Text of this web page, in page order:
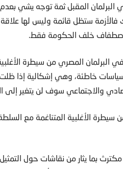
البرلمان المقبل ثمة توجه يشي
فالأزمة ستظل قائمة وليس لها
الاصطفاف خلف الحكومة فقط.
المصري من سيطرة
خاطئة، وهي إشكالية إذا
والاجتماعي سوف لن يتغير إلى
الأغلبية المتناغمة مع
بما يثار من نقاشات حول